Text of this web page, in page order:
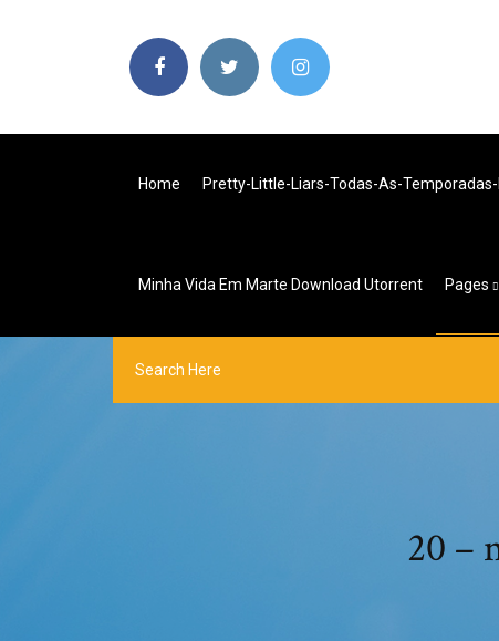
Home Pretty-Little-Liars-Todas-As-
Minha Vida Em Marte Download Utorrent Pages
20 –